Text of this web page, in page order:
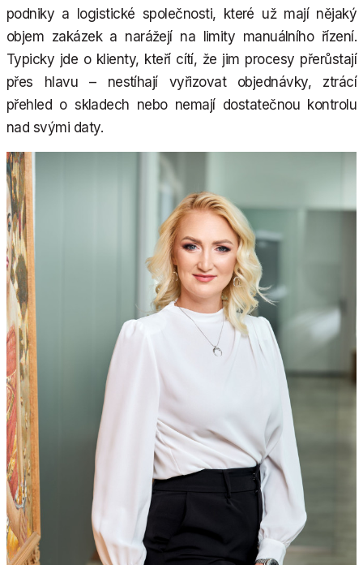
podniky a logistické společnosti, které už mají nějaký
objem zakázek a narážejí na limity manuálního řízení.
Typicky jde o klienty, kteří cítí, že jim procesy přerůstají
přes hlavu – nestíhají vyřizovat objednávky, ztrácí
přehled o skladech nebo nemají dostatečnou kontrolu
nad svými daty.